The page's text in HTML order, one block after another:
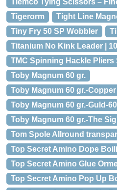
Tiemco Tying Scissors –
Tigerorm
Tight Line
Tiny Fry 50 SP Wobbler
Titanium No Kink Leader |
TMC Spinning Hackle Pliers
Toby Magnum 60 gr.
Toby Magnum 60 gr.-
Toby Magnum 60 gr.-Guld-
Toby Magnum 60 gr.-The
Tom Spole Allround
Top Secret Amino Dope
Top Secret Amino Glue
Top Secret Amino Pop Up